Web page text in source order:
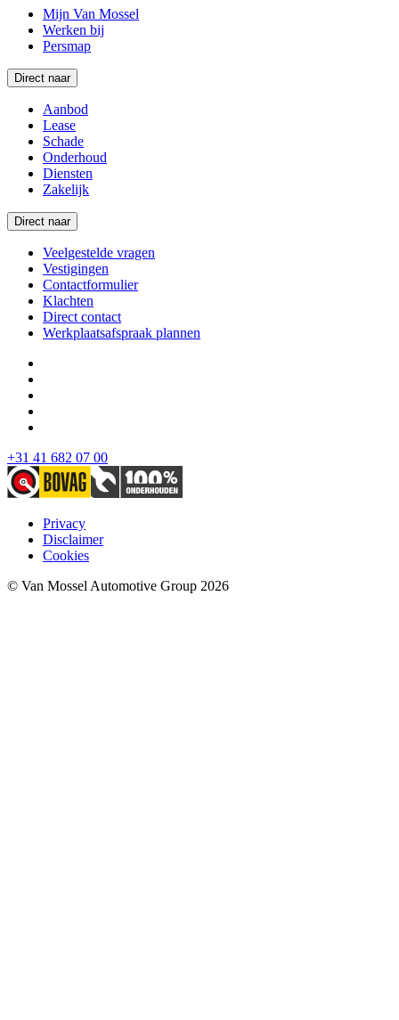
Mijn Van Mossel
Werken bij
Persmap
Direct naar
Aanbod
Lease
Schade
Onderhoud
Diensten
Zakelijk
Direct naar
Veelgestelde vragen
Vestigingen
Contactformulier
Klachten
Direct contact
Werkplaatsafspraak plannen
+31 41 682 07 00
Privacy
Disclaimer
Cookies
© Van Mossel Automotive Group 2026